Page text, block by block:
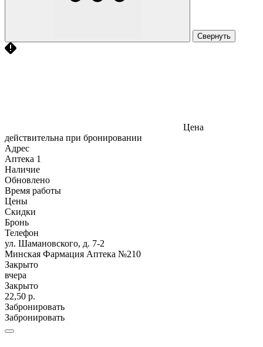
Свернуть
Цена
действительна при бронировании
Адрес
Аптека 1
Наличие
Обновлено
Время работы
Цены
Скидки
Бронь
Телефон
ул. Шамановского, д. 7-2
Минская Фармация Аптека №210
Закрыто
вчера
Закрыто
22,50 р.
Забронировать
Забронировать